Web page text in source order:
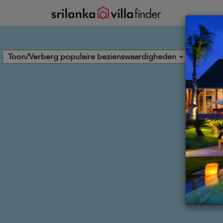
Toon/Verberg populaire bezienswaardigheden
Cookies beheer paneel